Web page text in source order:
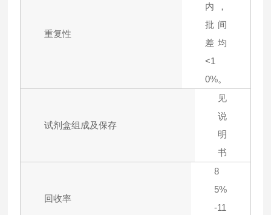
重复性
内，
批间
差均
<1
0%。
试剂盒组成及保存
见
说
明
书
回收率
8
5%
-11